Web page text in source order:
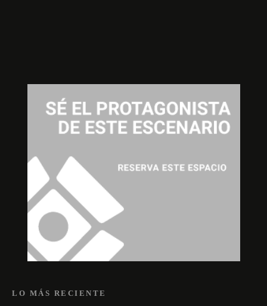
LO MÁS RECIENTE